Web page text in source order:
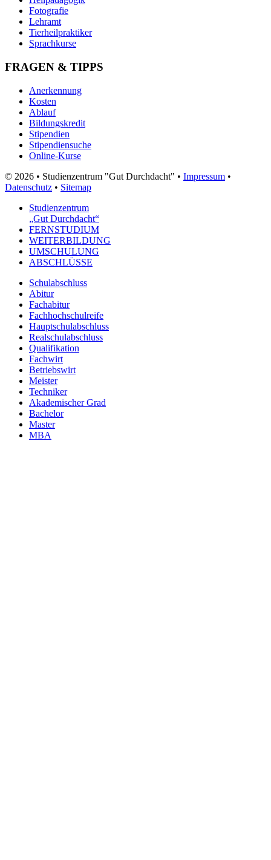
Fotografie
Lehramt
Tierheilpraktiker
Sprachkurse
FRAGEN & TIPPS
Anerkennung
Kosten
Ablauf
Bildungskredit
Stipendien
Stipendiensuche
Online-Kurse
© 2026 • Studienzentrum "Gut Durchdacht" • Impressum •
Datenschutz • Sitemap
Studienzentrum
„Gut Durchdacht“
FERNSTUDIUM
WEITERBILDUNG
UMSCHULUNG
ABSCHLÜSSE
Schulabschluss
Abitur
Fachabitur
Fachhochschulreife
Hauptschulabschluss
Realschulabschluss
Qualifikation
Fachwirt
Betriebswirt
Meister
Techniker
Akademischer Grad
Bachelor
Master
MBA